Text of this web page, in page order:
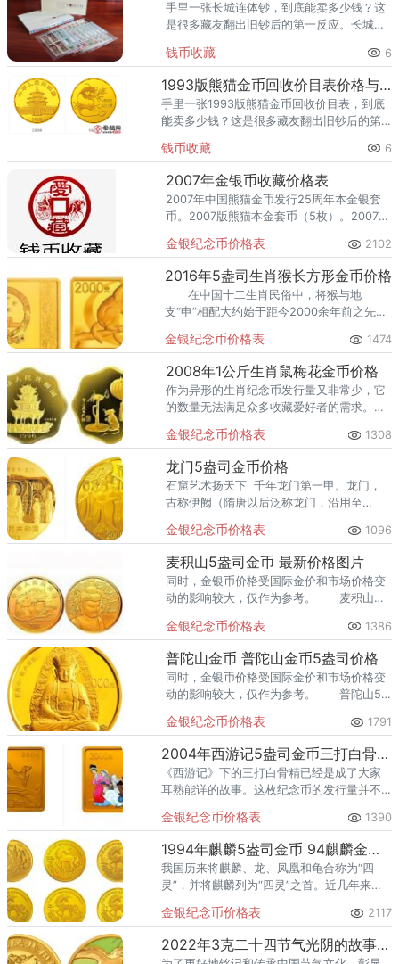
手里一张长城连体钞，到底能卖多少钱？这
是很多藏友翻出旧钞后的第一反应。长城连
市场行情看，长城连体钞当前单张回收价 数
百-12万元左右（按品种）
钱币收藏 6
1993版熊猫金币回收价目表价格与收藏价值
手里一张1993版熊猫金币回收价目表，到底
能卖多少钱？这是很多藏友翻出旧钞后的第
仅供参考，以实物品相为准）根据2026年最
新回收成交参考，
钱币收藏 6
2007年金银币收藏价格表
2007年中国熊猫金币发行25周年本金银套
币。2007版熊猫本金套币（5枚）。2007年
2007年世界夏季特殊奥运本金银套币。
2007年中国探月首飞成功1盎司本银币
金银纪念币价格表 2102
2016年5盎司生肖猴长方形金币价格
在中国十二生肖民俗中，将猴与地
支“申”相配大约始于距今2000余年前之先秦
金银纪念币价格表 1474
2008年1公斤生肖鼠梅花金币价格
作为异形的生肖纪念币发行量又非常少，它
的数量无法满足众多收藏爱好者的需求。目
乱，没有统一的机制来制定价格。
金银纪念币价格表 1308
龙门5盎司金币价格
石窟艺术扬天下 千年龙门第一甲。龙门，
古称伊阙（隋唐以后泛称龙门，沿用至
岸。这里青山耸翠，东（香山）、西（龙门
山）两山对峙，伊水
金银纪念币价格表 1096
麦积山5盎司金币 最新价格图片
同时，金银币价格受国际金价和市场价格变
动的影响较大，仅作为参考。 麦积山石
金银纪念币价格表 1386
普陀山金币 普陀山金币5盎司价格
同时，金银币价格受国际金价和市场价格变
动的影响较大，仅作为参考。 普陀山5
代造币工艺的完美结合。
金银纪念币价格表 1791
2004年西游记5盎司金币三打白骨精价值 三打白骨精5盎司金币价格
《西游记》下的三打白骨精已经是成了大家
耳熟能详的故事。这枚纪念币的发行量并不
枚。
金银纪念币价格表 1390
1994年麒麟5盎司金币 94麒麟金银币回收价格
我国历来将麒麟、龙、凤凰和龟合称为“四
灵”，并将麒麟列为“四灵”之首。近几年来，
非常大的。鉴别时可清除部分黑色和绿锈，
新币表面呈白色者为真币。
金银纪念币价格表 2117
2022年3克二十四节气光阴的故事冬彩金币价格